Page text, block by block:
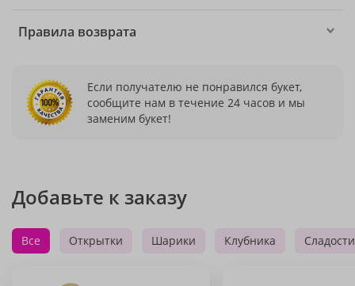
Правила возврата
Если получателю не понравился букет,
сообщите нам в течение 24 часов и мы
заменим букет!
Добавьте к заказу
Все Открытки Шарики Клубника Сладости